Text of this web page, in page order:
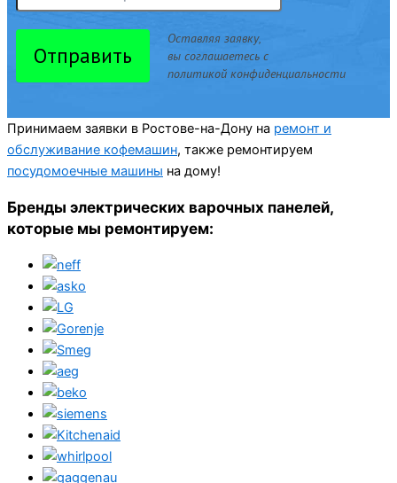
Отправить
Оставляя заявку,
вы соглашаетесь с
политикой конфиденциальности
Принимаем заявки в Ростове-на-Дону на ремонт и
обслуживание кофемашин, также ремонтируем
посудомоечные машины на дому!
Бренды электрических варочных панелей,
которые мы ремонтируем: